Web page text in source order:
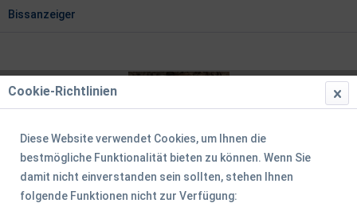
Bissanzeiger
Cookie-Richtlinien
Diese Website verwendet Cookies, um Ihnen die
bestmögliche Funktionalität bieten zu können. Wenn Sie
damit nicht einverstanden sein sollten, stehen Ihnen
folgende Funktionen nicht zur Verfügung: